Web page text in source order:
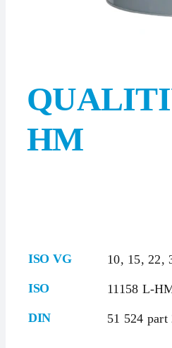
HM
ISO VG 10, 15, 22,
ISO 11158 L-
DIN 51 524 part